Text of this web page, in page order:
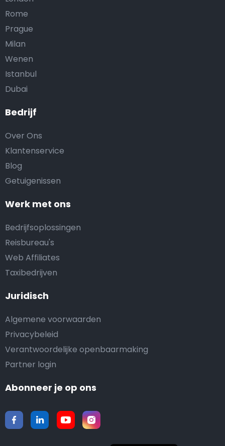
Bedrijf
Over Ons
Klantenservice
Blog
Getuigenissen
Werk met ons
Bedrijfsoplossingen
Reisbureau's
Web Affiliates
Taxibedrijven
Juridisch
Algemene voorwaarden
Privacybeleid
Verantwoordelijke openbaarmaking
Partner login
Rome
Prague
Milan
Wenen
Istanbul
Dubai
Abonneer je op ons